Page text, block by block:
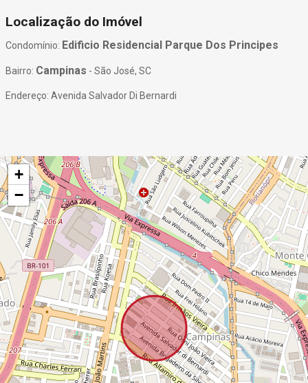
Localização do Imóvel
Condomínio: Edificio Residencial Parque Dos Principes
Bairro: Campinas - São José, SC
Endereço: Avenida Salvador Di Bernardi
+
−